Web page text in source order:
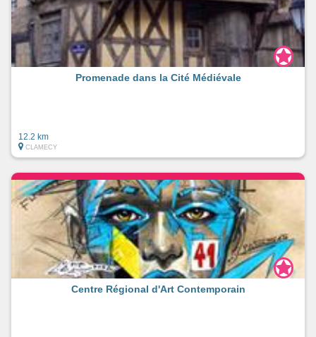
Promenade dans la Cité Médiévale
12.2 km
CLAMECY
Centre Régional d'Art Contemporain